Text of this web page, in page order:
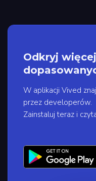
Odkryj
W aplikacji Vived
przez developerów.
Zainstaluj teraz i